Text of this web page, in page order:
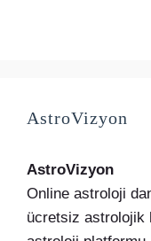
AstroVizyon
AstroVizyon
Online astroloji
ücretsiz astrolojik